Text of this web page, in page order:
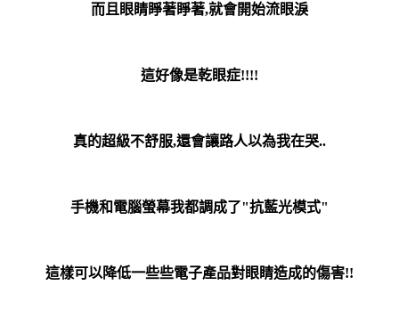
而且眼睛睜著睜著,就會開始流眼淚
這好像是乾眼症!!!!
真的超級不舒服,還會讓路人以為我在哭..
手機和電腦螢幕我都調成了"抗藍光模式"
這樣可以降低一些些電子產品對眼睛造成的傷害!!